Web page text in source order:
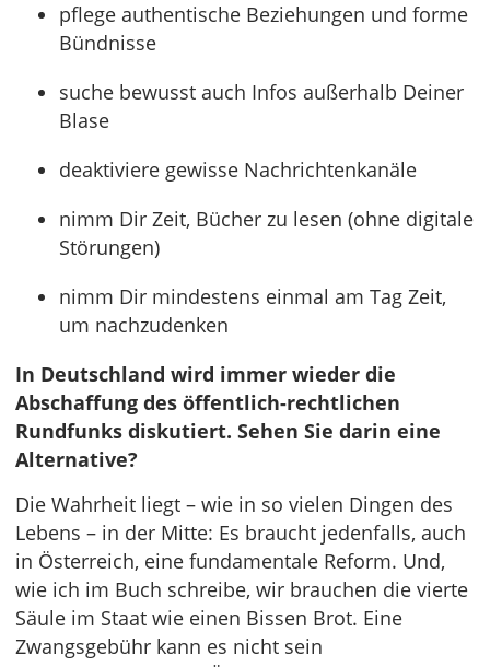
pflege authentische Beziehungen und forme
Bündnisse
suche bewusst auch Infos außerhalb Deiner
Blase
deaktiviere gewisse Nachrichtenkanäle
nimm Dir Zeit, Bücher zu lesen (ohne digitale
Störungen)
nimm Dir mindestens einmal am Tag Zeit,
um nachzudenken
In Deutschland wird immer wieder die
Abschaffung des öffentlich-rechtlichen
Rundfunks diskutiert. Sehen Sie darin eine
Alternative?
Die Wahrheit liegt – wie in so vielen Dingen des
Lebens – in der Mitte: Es braucht jedenfalls, auch
in Österreich, eine fundamentale Reform. Und,
wie ich im Buch schreibe, wir brauchen die vierte
Säule im Staat wie einen Bissen Brot. Eine
Zwangsgebühr kann es nicht sein